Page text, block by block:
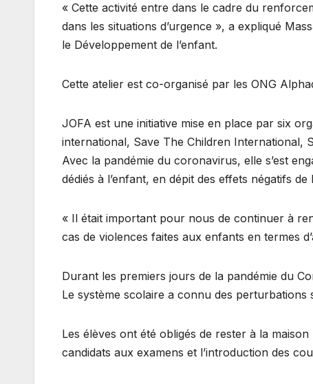
« Cette activité entre dans le cadre du
dans les situations d’urgence », a expliqué
le Développement de l’enfant.
Cette atelier est co-organisé par les ONG
JOFA est une initiative mise en place par six
international, Save The Children International,
Avec la pandémie du coronavirus, elle s’est
dédiés à l’enfant, en dépit des effets négatifs de
« Il était important pour nous de continuer à
cas de violences faites aux enfants en termes
Durant les premiers jours de la pandémie du
Le système scolaire a connu des
Les élèves ont été obligés de rester à la
candidats aux examens et l’introduction des